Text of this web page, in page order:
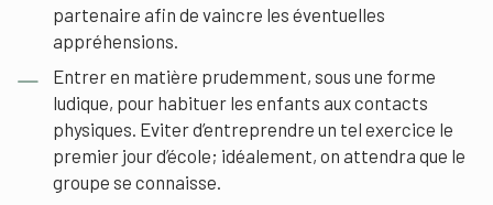
partenaire afin de vaincre les éventuelles
appréhensions.
Entrer en matière prudemment, sous une forme
ludique, pour habituer les enfants aux contacts
physiques. Eviter d’entreprendre un tel exercice le
premier jour d’école; idéalement, on attendra que le
groupe se connaisse.